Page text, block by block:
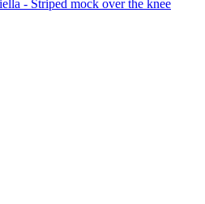
- Striped mock over the knee